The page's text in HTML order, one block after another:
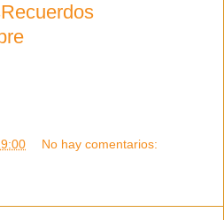
No hay comentarios: